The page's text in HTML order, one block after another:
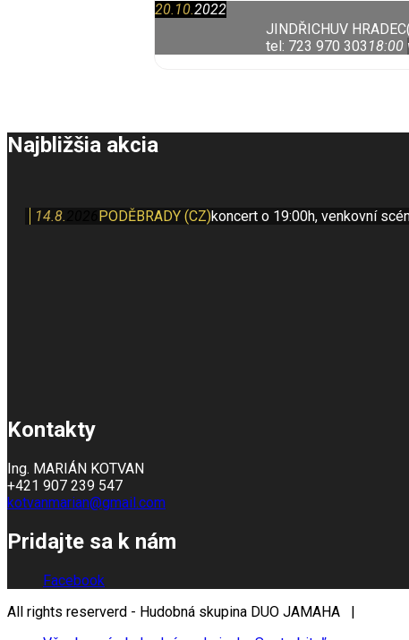
20.10.2022
JINDŘICHUV
tel: 723 970 303 18:00
Najbližšia akcia
14.8. PODĚBRADY (CZ)koncert o 19:00h, venkovní
Kontakty
Ing. MARIÁN KOTVAN
+421 907 239 547
kotvanmarian@gmail.com
Pridajte sa k nám
Facebook
All rights reserverd - Hudobná skupina DUO JAMAHA |